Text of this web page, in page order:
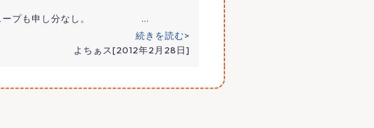
、スープも申し分なし。 …
続きを読む>
よちぁス[2012年2月28日]